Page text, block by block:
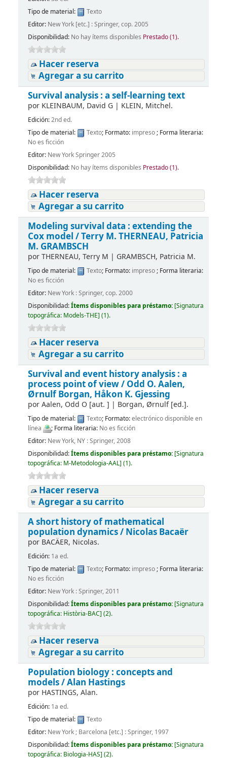
Tipo de material:
Texto
Editor: New York [etc.] : Springer, cop. 2005
Disponibilidad: No hay ítems disponibles Prestado (1).
Hacer reserva
Agregar a su carrito
Survival analysis : a self-learning text
por KLEINBAUM, David G| KLEIN, Mitchel.
Edición:2nd ed.
Tipo de material:
Texto; Formato: impreso; Forma literaria:
No es ficción
Editor: New York Springer 2005
Disponibilidad: No hay ítems disponibles Prestado (1).
Hacer reserva
Agregar a su carrito
Modeling survival data : extending the
Cox model /Terry M. THERNEAU, Patricia
M. GRAMBSCH
porTHERNEAU, Terry M | GRAMBSCH, Patricia M.
Tipo de material: Texto; Formato: impreso; Forma literaria:
No es ficción
Editor: New York : Springer, cop. 2000
Disponibilidad:Ítems disponibles para préstamo: [Signatura
topográfica: Models-THE] (1).
Hacer reserva
Agregar a su carrito
Survival and event history analysis : a
process point of view / Odd O. Aalen,
Ørnulf Borgan, Håkon K. Gjessing
porAalen, Odd O [aut. ] | Borgan, Ørnulf[ed.].
Tipo de material: Texto; Formato:electrónico disponible en
línea
; Forma literaria: No es ficción
Editor: New York, NY : Springer, 2008
Disponibilidad:Ítems disponibles para préstamo: [Signatura
topográfica: M-Metodologia-AAL] (1).
Hacer reserva
Agregar a su carrito
A short history of mathematical
population dynamics / Nicolas Bacaër
por BACÄER, Nicolas.
Edición: 1a ed.
Tipo de material:
Texto; Formato: impreso; Forma literaria:
No es ficción
Editor: New York : Springer, 2011
Disponibilidad:Ítems disponibles para préstamo: [Signatura
topográfica: Història-BAC] (2).
Hacer reserva
Agregar a su carrito
Population biology : concepts and
models /Alan Hastings
por HASTINGS, Alan.
Edición: 1a ed.
Tipo de material:
Texto
Editor: New York ; Barcelona [etc.] : Springer, 1997
Disponibilidad:Ítems disponibles para préstamo: [Signatura
topográfica: Biologia-HAS] (2).